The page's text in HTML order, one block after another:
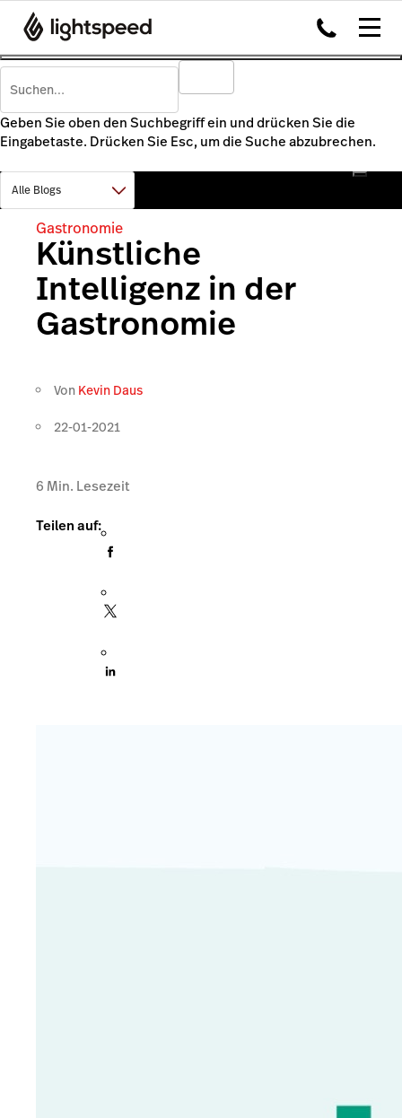
Geben Sie oben den Suchbegriff ein und drücken Sie die
Eingabetaste. Drücken Sie Esc, um die Suche abzubrechen.
Gastronomie
Künstliche
Intelligenz in der
Gastronomie
Von Kevin Daus
22-01-2021
6 Min. Lesezeit
Teilen auf: